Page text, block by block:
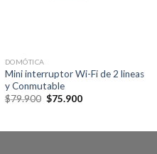
DOMÓTICA
Mini interruptor Wi-Fi de 2 lineas
y Conmutable
$79.900 Original
$75.900Current